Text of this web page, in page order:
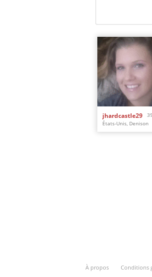
jhardcastle29
39
États-Unis, Denison
À propos Conditions